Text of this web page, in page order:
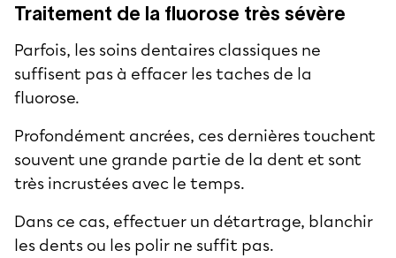
Traitement de la fluorose très sévère
Parfois, les soins dentaires classiques ne
suffisent pas à effacer les taches de la
fluorose.
Profondément ancrées, ces dernières touchent
souvent une grande partie de la dent et sont
très incrustées avec le temps.
Dans ce cas, effectuer un détartrage, blanchir
les dents ou les polir ne suffit pas.